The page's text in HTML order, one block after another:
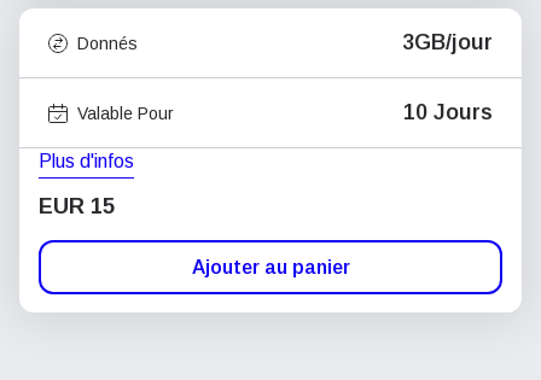
Donnés 3GB/jour
Valable Pour 10 Jours
Plus d'infos
EUR 15
Ajouter au panier